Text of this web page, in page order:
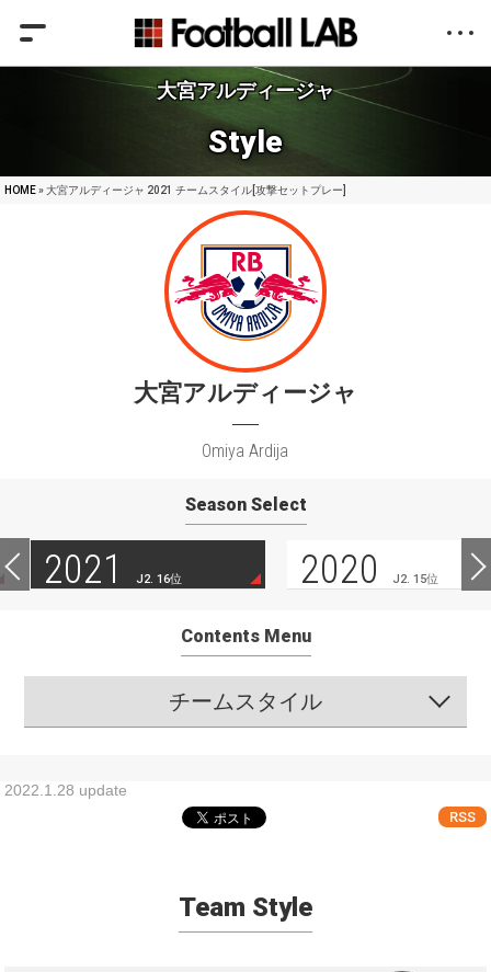
大宮アルディージャ
Style
HOME» 大宮アルディージャ 2021 チームスタイル[攻撃セットプレー]
大宮アルディージャ
Omiya Ardija
Season Select
2021 J2. 16位 2020 J2. 15位
Contents Menu
チームスタイル
2022.1.28 update
RSS
Team Style